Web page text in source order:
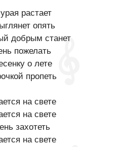
растает
опять
добрым станет
пожелать
о лете
пропеть
на свете
на свете
захотеть
на свете